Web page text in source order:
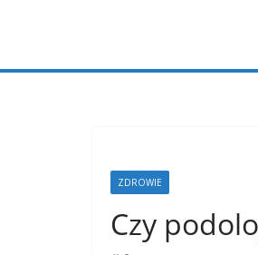
ZDROWIE
Czy